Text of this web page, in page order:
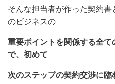
そんな担当者が作った契約
のビジネスの
重要ポイントを関係する全て
で、初めて
次のステップの契約交渉に臨